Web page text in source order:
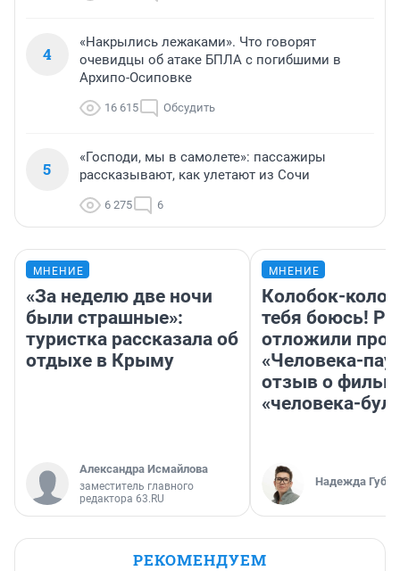
4
«Накрылись лежаками». Что говорят
очевидцы об атаке БПЛА с погибшими в
Архипо-Осиповке
16 615 Обсудить
5
«Господи, мы в самолете»: пассажиры
рассказывают, как улетают из Сочи
6 275 6
МНЕНИЕ
«За неделю две ночи
были страшные»:
туристка рассказала об
отдыхе в Крыму
Александра Исмайлова
заместитель главного
редактора 63.RU
МНЕНИЕ
Колобок-
тебя боюсь!
отложили
«Человека-
отзыв о
«человека-
Надежда
РЕКОМЕНДУЕМ